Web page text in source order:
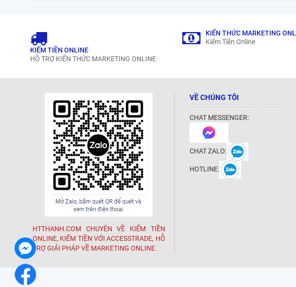
KIẾM TIỀN ONLINE
HỖ TRỢ KIẾN THỨC MARKETING ONLINE
KIẾN THỨC MARKETING
Kiếm Tiền Online
HTTHANH.COM CHUYÊN VỀ KIẾM TIỀN
ONLINE, KIẾM TIỀN VỚI ACCESSTRADE, HỖ
TRỢ GIẢI PHÁP VỀ MARKETING ONLINE.
VỀ CHÚNG TÔI
CHAT MESSENGER:
CHAT ZALO:
HOTLINE: